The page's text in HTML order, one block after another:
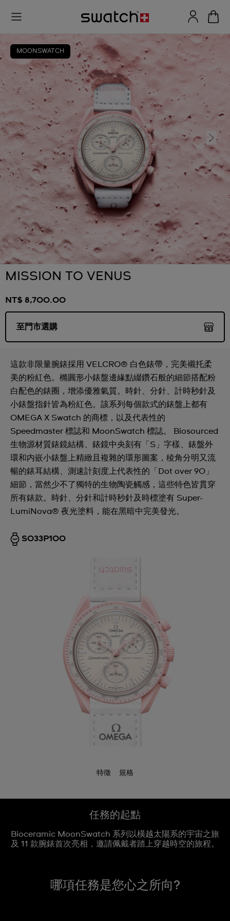
MOONSWATCH
MISSION TO VENUS
NT$ 8,700.00
至門市選購
這款非限量腕錶採用 VELCRO® 白色錶帶，完美襯托柔
美的粉紅色。橢圓形小錶盤邊緣點綴鑽石般的細節搭配粉
白配色的錶圈，增添優雅氣質。時針、分針、計時秒針及
小錶盤指針皆為粉紅色。該系列每個款式的錶盤上都有
OMEGA X Swatch 的商標，以及代表性的
Speedmaster 標誌和 MoonSwatch 標誌。 Biosourced
生物源材質錶鏡結構、錶鏡中央刻有「S」字樣、錶盤外
環和内嵌小錶盤上精緻且複雜的環形圖案，稜角分明又流
暢的錶耳結構、測速計刻度上代表性的「Dot over 90」
細節，當然少不了獨特的生物陶瓷觸感，這些特色皆貫穿
所有錶款。時針、分針和計時秒針及時標塗有 Super-
LumiNova® 夜光塗料，能在黑暗中完美發光。
SO33P100
特徵 規格
任務的起點
Bioceramic MoonSwatch 系列以橫越太陽系的宇宙之旅
及 11 款腕錶首次亮相，邀請佩戴者踏上穿越時空的旅程。
哪項任務是您心之所向?